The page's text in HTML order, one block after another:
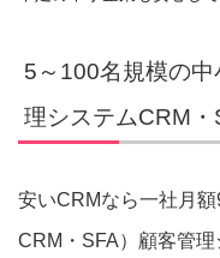
5～100名規模の
理システムCRM・
安いCRMなら一社月
CRM・SFA）顧客管